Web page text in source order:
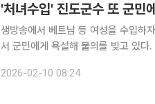
'처녀수입' 진도군수 또 군민
생방송에서 베트남 등 여성을 수입하
서 군민에게 욕설해 물의를 빚고 있다. 10일 지역 정치권 등에 따르면 김 군수는 군내면 군내중학교
군수는 민원인이 언성을 높이자 "아,
2026-02-10 08:24